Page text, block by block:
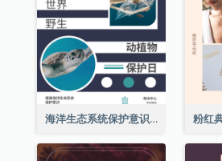
海洋生态系统保护意识Instagram帖子